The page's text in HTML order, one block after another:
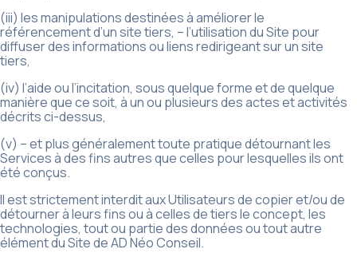
(iii) les manipulations destinées à améliorer le
référencement d’un site tiers, – l’utilisation du Site pour
diffuser des informations ou liens redirigeant sur un site
tiers,
(iv) l’aide ou l’incitation, sous quelque forme et de quelque
manière que ce soit, à un ou plusieurs des actes et activités
décrits ci-dessus,
(v) – et plus généralement toute pratique détournant les
Services à des fins autres que celles pour lesquelles ils ont
été conçus.
Il est strictement interdit aux Utilisateurs de copier et/ou de
détourner à leurs fins ou à celles de tiers le concept, les
technologies, tout ou partie des données ou tout autre
élément du Site de AD Néo Conseil.